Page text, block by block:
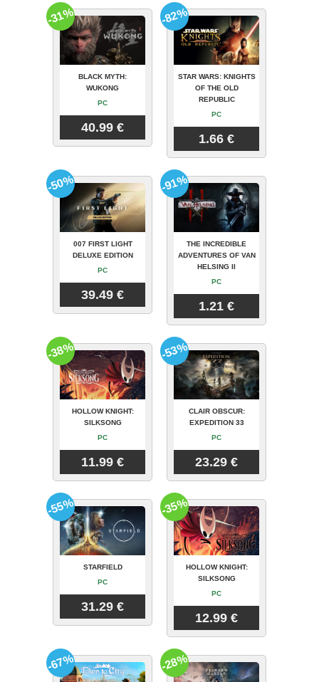
BLACK MYTH:
WUKONG
PC
40.99 €
-31%
STAR WARS: KNIGHTS
OF THE OLD
REPUBLIC
PC
1.66 €
-82%
007 FIRST LIGHT
DELUXE EDITION
PC
39.49 €
-50%
THE INCREDIBLE
ADVENTURES OF VAN
HELSING II
PC
1.21 €
-91%
HOLLOW KNIGHT:
SILKSONG
PC
11.99 €
-38%
CLAIR OBSCUR:
EXPEDITION 33
PC
23.29 €
-53%
STARFIELD
PC
31.29 €
-55%
HOLLOW KNIGHT:
SILKSONG
PC
12.99 €
-35%
-67% -28%